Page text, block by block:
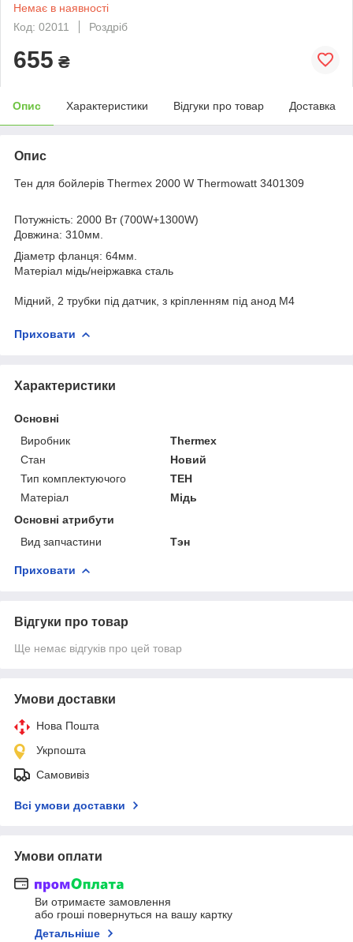
Немає в наявності
Код: 02011
Роздріб
655 ₴
Опис Характеристики Відгуки про товар Доставка
Опис
Тен для бойлерів Thermex 2000 W Thermowatt 3401309
Потужність: 2000 Вт (700W+1300W)
Довжина: 310мм.
Діаметр фланця: 64мм.
Матеріал мідь/неіржавка сталь
Мідний, 2 трубки під датчик, з кріпленням під анод M4
Приховати
Характеристики
Основні
Виробник
Thermex
Стан
Новий
Тип комплектуючого
ТЕН
Матеріал
Мідь
Основні атрибути
Вид запчастини
Тэн
Приховати
Відгуки про товар
Ще немає відгуків про цей товар
Умови доставки
Нова Пошта
Укрпошта
Самовивіз
Всі умови доставки
Умови оплати
Ви отримаєте замовлення
або гроші повернуться на вашу картку
Детальніше